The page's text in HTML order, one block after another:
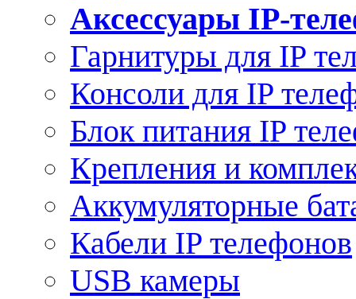
Аксессуары IP-
Гарнитуры для IP
Консоли для IP
Блок питания IP
Крепления и
Аккумуляторные
Кабели IP телефонов
USB камеры